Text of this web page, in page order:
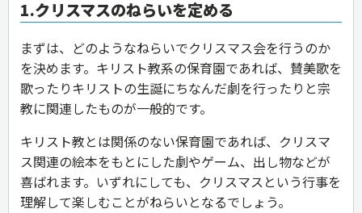
1.クリスマスのねらいを定める
まずは、どのようなねらいでクリスマス会を行うのか
を決めます。キリスト教系の保育園であれば、賛美歌を
歌ったりキリストの生誕にちなんだ劇を行ったりと宗
教に関連したものが一般的です。
キリスト教とは関係のない保育園であれば、クリスマ
ス関連の絵本をもとにした劇やゲーム、出し物などが
喜ばれます。いずれにしても、クリスマスという行事を
理解して楽しむことがねらいとなるでしょう。